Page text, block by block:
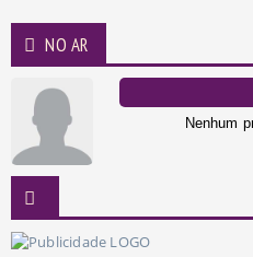
NO AR
Nenhum